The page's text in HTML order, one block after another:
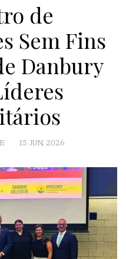
de
Sem Fins
Danbury
15 JUN, 2026